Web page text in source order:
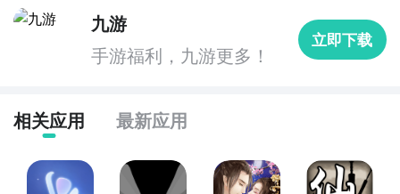
全球好游抢先下 官方直播陪你玩
立即下载
方法一： 关注九游心茧大事件
百度搜索“九游心茧”专区；
发布，这是九游独家的哦；
九游
手游福利，九游更多！
立即下载
相关应用 最新应用